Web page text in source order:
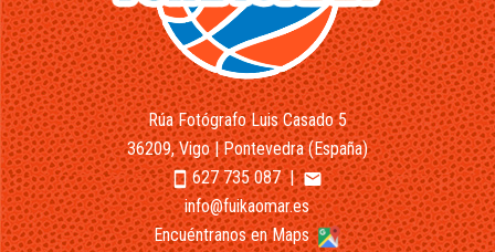
Rúa Fotógrafo Luis Casado 5
36209, Vigo | Pontevedra (España)
smartphone627 735 087|email
info@fuikaomar.es
Encuéntranos en Maps